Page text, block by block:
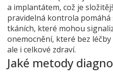
a implantátem, což je
pravidelná kontrola pomáhá
tkáních, které mohou
onemocnění, které bez
ale i celkové zdraví.
Jaké metody